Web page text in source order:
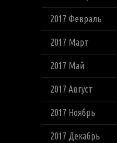
2017 Февраль
2017 Март
2017 Май
2017 Август
2017 Ноябрь
2017 Декабрь